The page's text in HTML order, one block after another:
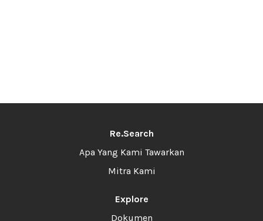
Re.Search
Apa Yang Kami Tawarkan
Mitra Kami
Explore
Dokumen